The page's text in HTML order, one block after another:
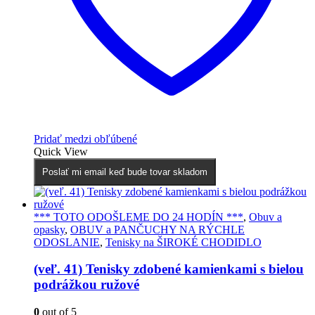
Pridať medzi obľúbené
Quick View
Poslať mi email keď bude tovar skladom
*** TOTO ODOŠLEME DO 24 HODÍN ***, Obuv a
opasky, OBUV a PANČUCHY NA RÝCHLE
ODOSLANIE, Tenisky na ŠIROKÉ CHODIDLO
(veľ. 41) Tenisky zdobené kamienkami s bielou
podrážkou ružové
0 out of 5